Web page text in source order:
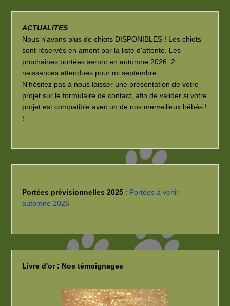
ACTUALITES
Nous n'avons plus de chiots DISPONIBLES ! Les chiots
sont réservés en amont par la liste d'attente. Les
prochaines portées seront en automne 2026, 2
naissances attendues pour mi septembre.
N'hésitez pas à nous laisser une présentation de votre
projet sur le formulaire de contact, afin de valider si votre
projet est compatible avec un de nos merveilleux bébés !
!
Portées prévisionnelles 2025 : Portées à venir
automne 2026
Livre d'or : Nos témoignages